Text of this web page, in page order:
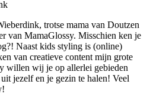
trotse mama van Doutzen
van MamaGlossy. Misschien ken je
Naast kids styling is (online)
van creatieve content mijn grote
willen wij je op allerlei gebieden
jezelf en je gezin te halen! Veel